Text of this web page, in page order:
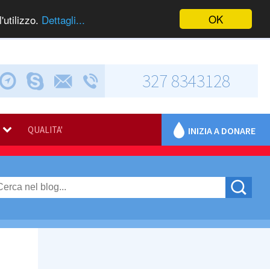
OK
Dettagli...
Via Calabresi, 5
Chiama via Skype
Invia una e-mail327 8343128
QUALITA' INIZIA A DONARE